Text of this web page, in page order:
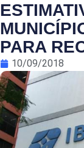
PARA
10/09/2018